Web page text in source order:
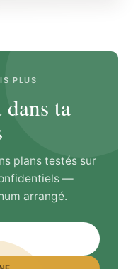
PLUS
ta
plans testés sur
—
arrangé.